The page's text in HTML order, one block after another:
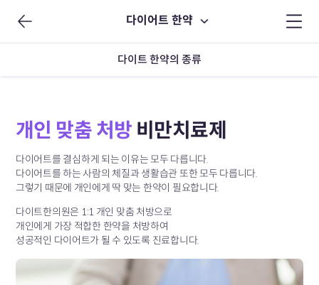
다이어트 한약
다이트 한약의 종류
개인 맞춤 처방 비만치료제
다이어트를 결심하게 되는 이유는 모두 다릅니다.
다이어트를 하는 사람의 체질과 생활습관 또한 모두 다릅니다.
그렇기 때문에 개인에게 딱 맞는 한약이 필요합니다.
다이트한의원은 1:1 개인 맞춤 처방으로
개인에게 가장 적합한 한약을 처방하여
성공적인 다이어트가 될 수 있도록 진료합니다.